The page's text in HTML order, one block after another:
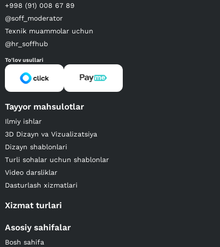
+998 (91) 008 67 89
@soff_moderator
Texnik muammolar uchun
@hr_soffhub
To'lov usullari
Tayyor mahsulotlar
Ilmiy ishlar
3D Dizayn va Vizualizatsiya
Dizayn shablonlari
Turli sohalar uchun shablonlar
Video darsliklar
Dasturlash xizmatlari
Xizmat turlari
Asosiy sahifalar
Bosh sahifa